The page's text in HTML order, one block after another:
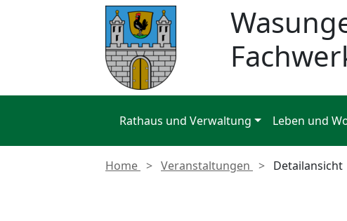
Rathaus und Verwaltung Leben und
Home Veranstaltungen Detailansicht